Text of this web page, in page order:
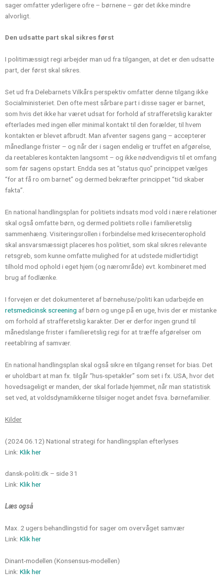
sager omfatter yderligere ofre – børnene – gør det ikke mindre
alvorligt.
Den udsatte part skal sikres først
I politimæssigt regi arbejder man ud fra tilgangen, at det er den udsatte
part, der først skal sikres.
Set ud fra Delebarnets Vilkårs perspektiv omfatter denne tilgang ikke
Socialministeriet. Den ofte mest sårbare part i disse sager er barnet,
som hvis det ikke har været udsat for forhold af strafferetslig karakter
efterlades med ingen eller minimal kontakt til den forælder, til hvem
kontakten er blevet afbrudt. Man afventer sagens gang – accepterer
månedlange frister – og når der i sagen endelig er truffet en afgørelse,
da reetableres kontakten langsomt – og ikke nødvendigvis til et omfang
som før sagens opstart. Endda ses at “status quo” princippet vælges
“for at få ro om barnet” og dermed bekræfter princippet “tid skaber
fakta”.
En national handlingsplan for politiets indsats mod vold i nære relationer
skal også omfatte børn, og dermed politiets rolle i familieretslig
sammenhæng. Visiteringsrollen i forbindelse med krisecenterophold
skal ansvarsmæssigt placeres hos politiet, som skal sikres relevante
retsgreb, som kunne omfatte mulighed for at udstede midlertidigt
tilhold mod ophold i eget hjem (og nærområde) evt. kombineret med
brug af fodlænke.
I forvejen er det dokumenteret af børnehuse/politi kan udarbejde en
retsmedicinsk screening af børn og unge på en uge, hvis der er mistanke
om forhold af strafferetslig karakter. Der er derfor ingen grund til
månedslange frister i familieretslig regi for at træffe afgørelser om
reetablring af samvær.
En national handlingsplan skal også sikre en tilgang renset for bias. Det
er uholdbart at man fx. tilgår “hus-spetakler” som set i fx. USA, hvor det
hovedsageligt er manden, der skal forlade hjemmet, når man statistisk
set ved, at voldsdynamikkerne tilsiger noget andet fsva. børnefamilier.
Kilder
(2024.06.12) National strategi for handlingsplan efterlyses
Link: Klik her
dansk-politi.dk – side 31
Link: Klik her
Læs også
Max. 2 ugers behandlingstid for sager om overvåget samvær
Link: Klik her
Dinant-modellen (Konsensus-modellen)
Link: Klik her